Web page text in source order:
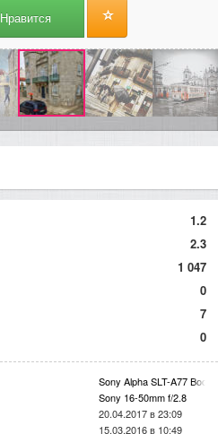
Нравится
1.2
2.3
1 047
0
7
0
Sony Alpha SLT-A77 Body
Sony 16-50mm f/2.8
20.04.2017 в 23:09
15.03.2016 в 10:49